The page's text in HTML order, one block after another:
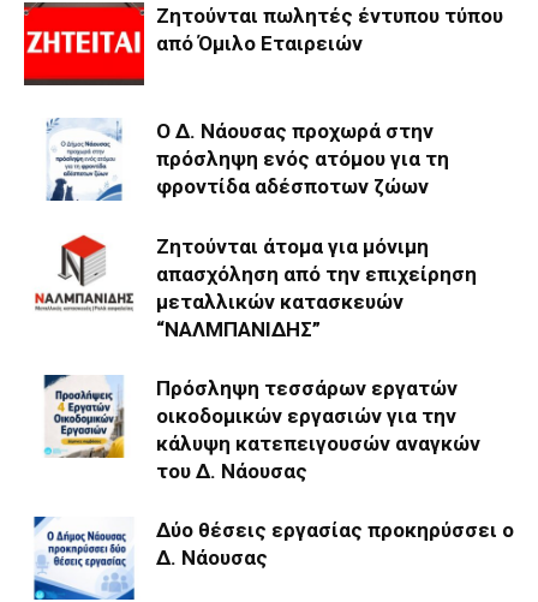
Ζητούνται πωλητές έντυπου τύπου
από Όμιλο Εταιρειών
Ο Δ. Νάουσας προχωρά στην
πρόσληψη ενός ατόμου για τη
φροντίδα αδέσποτων ζώων
Ζητούνται άτομα για μόνιμη
απασχόληση από την επιχείρηση
μεταλλικών κατασκευών
“ΝΑΛΜΠΑΝΙΔΗΣ”
Πρόσληψη τεσσάρων εργατών
οικοδομικών εργασιών για την
κάλυψη κατεπειγουσών αναγκών
του Δ. Νάουσας
Δύο θέσεις εργασίας προκηρύσσει ο
Δ. Νάουσας